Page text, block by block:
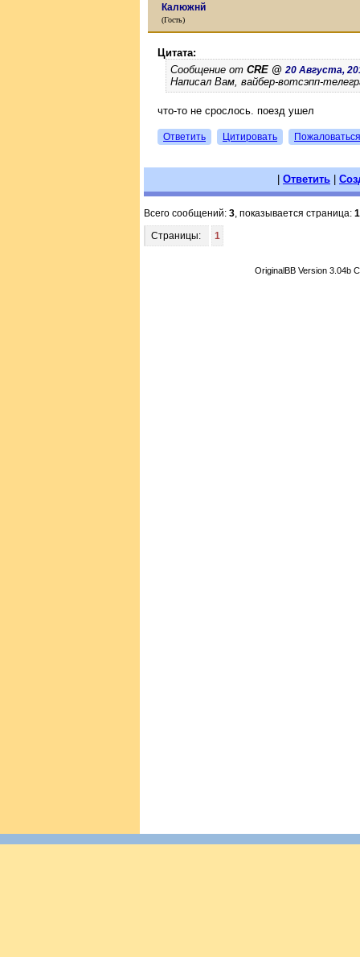
Калюжнй
(Гость)
Цитата:
Сообщение от CRE @ 20 Августа,
Написал Вам, вайбер-вотсэпп-
что-то не срослось. поезд ушел
Ответить Цитировать Пожаловаться
| Ответить |
Всего сообщений: 3 , показывается страница: 1
Страницы:
1
OriginalBB Version 3.04b